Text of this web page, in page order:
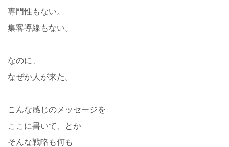
専門性もない。
集客導線もない。
なのに、
なぜか人が来た。
こんな感じのメッセージを
ここに書いて、とか
そんな戦略も何も